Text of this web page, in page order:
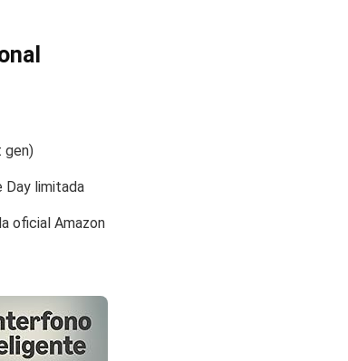
gen)
Day limitada
oficial Amazon